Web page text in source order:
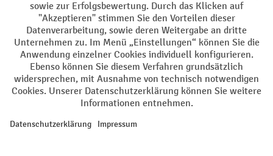
AGB Impressum Datenschutz
Barrierefreiheit Privacy Settings
Alle Preise exkl. gesetzl. Mehrwertsteuer zzgl.Versandkosten und ggf.
Nachnahmegebühren, wenn nicht anders angegeben.
¹ Der Rabatt gilt so lange der Vorrat reicht. Der Rabatt gilt nicht auf